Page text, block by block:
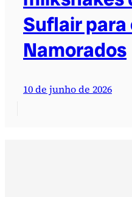
Suflair para
Namorados
10 de junho de 2026